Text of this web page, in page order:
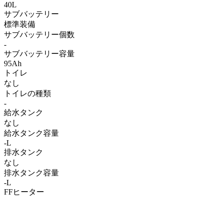
40L
サブバッテリー
標準装備
サブバッテリー個数
-
サブバッテリー容量
95Ah
トイレ
なし
トイレの種類
-
給水タンク
なし
給水タンク容量
-L
排水タンク
なし
排水タンク容量
-L
FFヒーター